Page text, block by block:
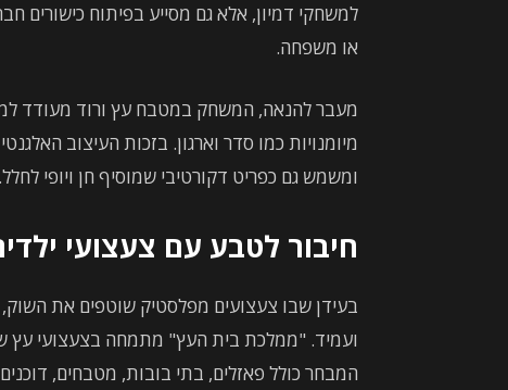
למשחקי דמיון, אלא גם מסייע בפיתוח
או משפחה.
מעבר להנאה, המשחק במטבח עץ ורוד מעודד
מיומנויות כמו סדר וארגון. בזכות העיצוב
ומשמש גם כפריט דקורטיבי שמוסיף חן ויופי לחלל.
חיבור לטבע עם צעצועי
בעידן שבו צעצועים מפלסטיק שוטפים את השוק,
ועמיד. "ממלכת בית העץ" מתמחה בצעצועי עץ
המבחר כולל פאזלים, בתי בובות, מטבחים,